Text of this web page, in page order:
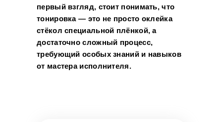
первый взгляд, стоит понимать, что
тонировка — это не просто оклейка
стёкол специальной плёнкой, а
достаточно сложный процесс,
требующий особых знаний и навыков
от мастера исполнителя.